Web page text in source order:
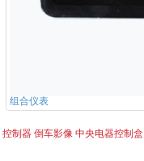
组合仪表
控制器 倒车影像 中央电器控制盒